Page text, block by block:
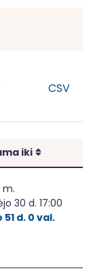
CSV
iki Rikiuoti
m.
30 d. 17:00
51 d. 0 val.